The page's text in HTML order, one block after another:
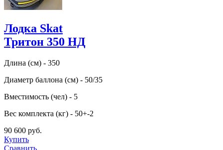
Лодка Skat
Тритон 350 НД
Длина (см) - 350
Диаметр баллона (см) - 50/35
Вместимость (чел) - 5
Вес комплекта (кг) - 50+-2
90 600 руб.
Купить
Сравнить